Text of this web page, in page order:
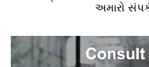
અમારો